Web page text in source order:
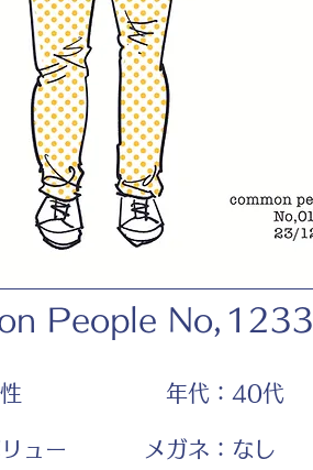
People No, 1233
ュー
年代： 40代
メガネ： なし